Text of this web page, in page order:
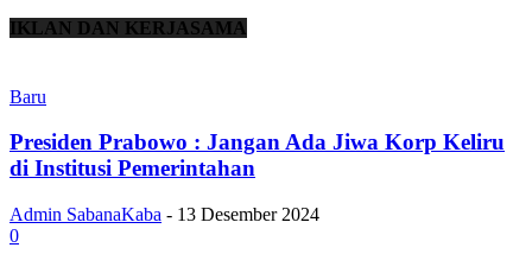
IKLAN DAN KERJASAMA
Baru
Presiden Prabowo : Jangan Ada Jiwa Korp Keliru
di Institusi Pemerintahan
Admin SabanaKaba - 13 Desember 2024
0